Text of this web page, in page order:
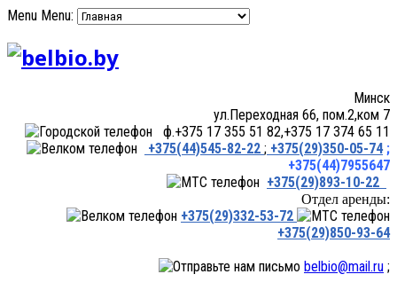
Menu Menu:
Минск
ул.Переходная 66, пом.2,ком 7
ф.+375 17 355 51 82,+375 17 374 65 11
+375(44)545-82-22 ; +375(29)350-05-74 ;
+375(44)7955647
+375(29)893-10-22
Отдел аренды:
+375(29)332-53-72
+375(29)850-93-64
belbio@mail.ru ;